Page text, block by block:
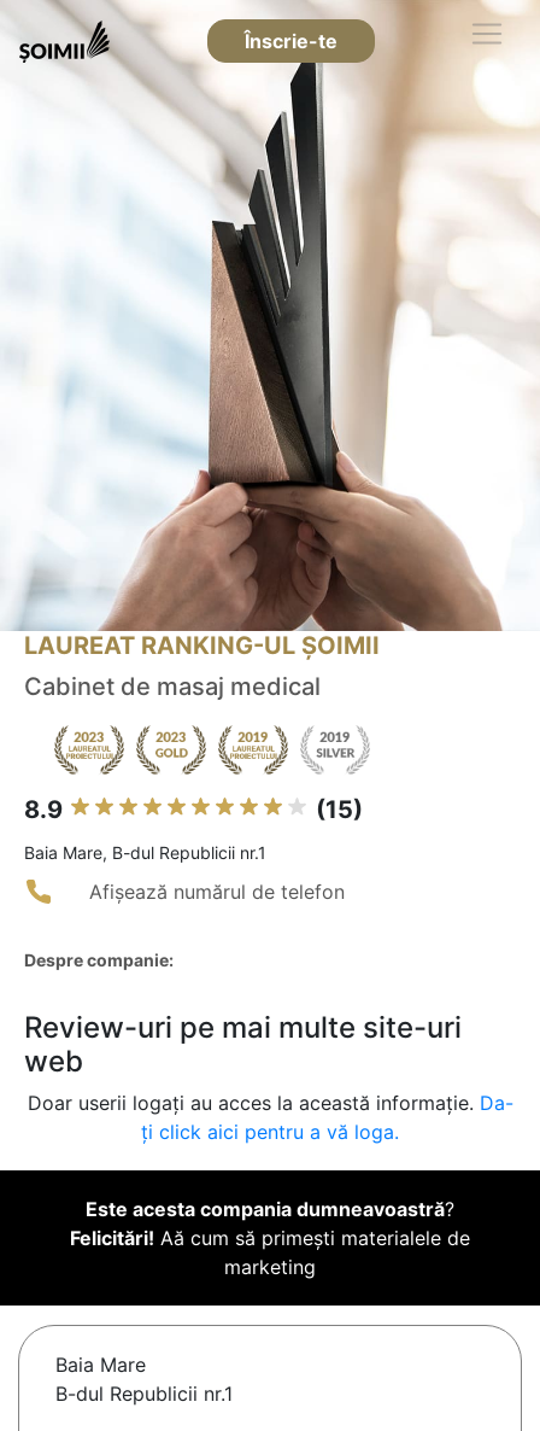
Înscrie-te
LAUREAT RANKING-UL ȘOIMII
Cabinet de masaj medical
8.9 (15)
Baia Mare, B-dul Republicii nr.1
Afișează numărul de telefon
Despre companie:
Review-uri pe mai multe site-uri
web
Doar userii logați au acces la această informație. Da-
ți click aici pentru a vă loga.
Este acesta compania dumneavoastră?
Felicitări! Aă cum să primești materialele de
marketing
Baia Mare
B-dul Republicii nr.1